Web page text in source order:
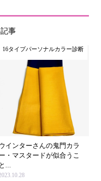
事
16タイプパーソナルカラー診断
インターさんの鬼門カラ
・マスタードが似合うこ
と...